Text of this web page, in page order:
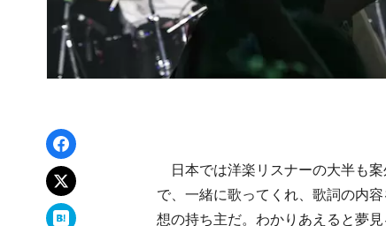
Facebookでシェア
xでポスト
はてなブックマーク
日本では洋楽リスナーの大半も
で、一緒に歌ってくれ、歌詞の内
想の持ち主だ。わかりあえると夢